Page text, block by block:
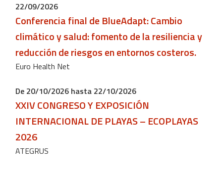
22/09/2026
Conferencia final de BlueAdapt: ​​Cambio
climático y salud: fomento de la resiliencia y
reducción de riesgos en entornos costeros.
Euro Health Net
De 20/10/2026 hasta 22/10/2026
XXIV CONGRESO Y EXPOSICIÓN
INTERNACIONAL DE PLAYAS – ECOPLAYAS
2026
ATEGRUS